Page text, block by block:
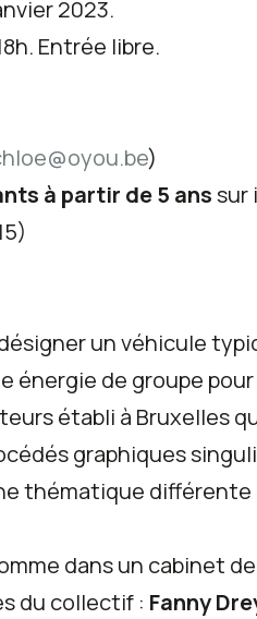
2023.
Entrée libre.
)
à partir de 5 anssur
un véhicule
de groupe
établi à Bruxelles
graphiques
thématique différente
dans un cabinet
du collectif : Fanny